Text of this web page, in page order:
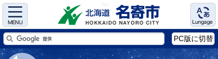
Menu Language
PC版に切替